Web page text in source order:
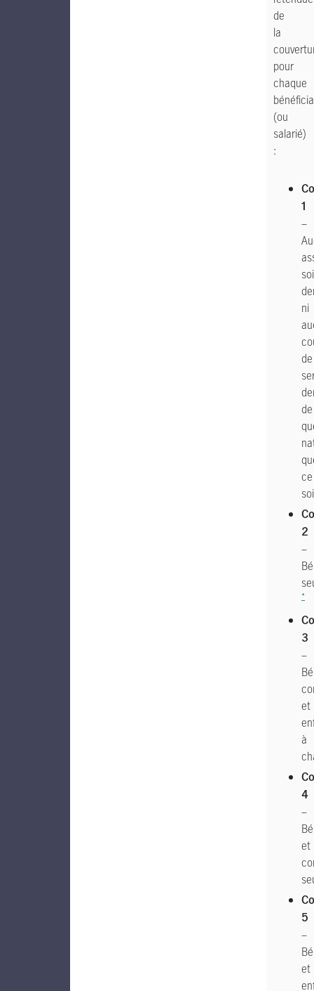
de
la
pour
chaque
(ou
salarié)
:
1
–
ni
de
de
ce
2
–
*
3
–
et
à
4
–
et
5
–
et